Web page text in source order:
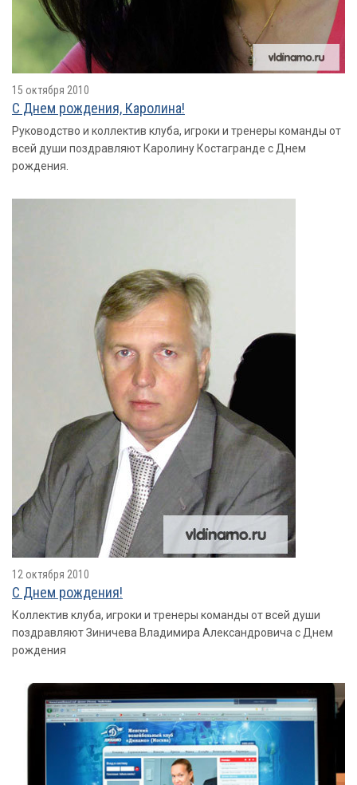
15 октября 2010
С Днем рождения, Каролина!
Руководство и коллектив клуба, игроки и тренеры команды от
всей души поздравляют Каролину Костагранде с Днем
рождения.
12 октября 2010
С Днем рождения!
Коллектив клуба, игроки и тренеры команды от всей души
поздравляют Зиничева Владимира Александровича с Днем
рождения